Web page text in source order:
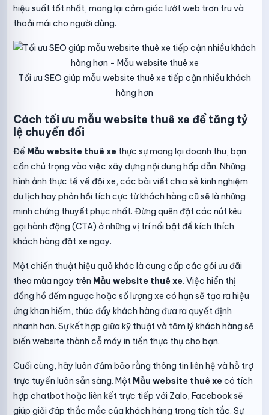
hiệu suất tốt nhất, mang lại cảm giác lướt web trơn tru và
thoải mái cho người dùng.
Tối ưu SEO giúp mẫu website thuê xe tiếp cận nhiều khách
hàng hơn
Cách tối ưu mẫu website thuê xe để tăng tỷ
lệ chuyển đổi
Để Mẫu website thuê xe thực sự mang lại doanh thu, bạn
cần chú trọng vào việc xây dựng nội dung hấp dẫn. Những
hình ảnh thực tế về đội xe, các bài viết chia sẻ kinh nghiệm
du lịch hay phản hồi tích cực từ khách hàng cũ sẽ là những
minh chứng thuyết phục nhất. Đừng quên đặt các nút kêu
gọi hành động (CTA) ở những vị trí nổi bật để kích thích
khách hàng đặt xe ngay.
Một chiến thuật hiệu quả khác là cung cấp các gói ưu đãi
theo mùa ngay trên Mẫu website thuê xe. Việc hiển thị
đồng hồ đếm ngược hoặc số lượng xe có hạn sẽ tạo ra hiệu
ứng khan hiếm, thúc đẩy khách hàng đưa ra quyết định
nhanh hơn. Sự kết hợp giữa kỹ thuật và tâm lý khách hàng sẽ
biến website thành cỗ máy in tiền thực thụ cho bạn.
Cuối cùng, hãy luôn đảm bảo rằng thông tin liên hệ và hỗ trợ
trực tuyến luôn sẵn sàng. Một Mẫu website thuê xecó tích
hợp chatbot hoặc liên kết trực tiếp với Zalo, Facebook sẽ
giúp giải đáp thắc mắc của khách hàng trong tích tắc. Sự